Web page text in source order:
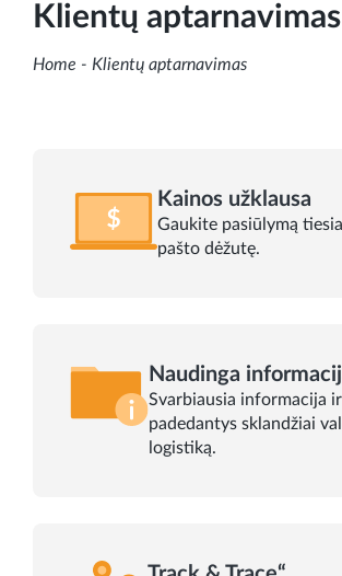
Klientų aptarnavimas
Home - Klientų aptarnavimas
Kainos užklausa
Gaukite pasiūlymą
pašto dėžutę.
Naudinga
Svarbiausia informacija
padedantys sklandžiai
logistiką.